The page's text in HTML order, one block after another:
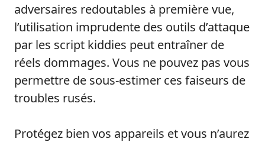
adversaires redoutables à première vue,
l’utilisation imprudente des outils d’attaque
par les script kiddies peut entraîner de
réels dommages. Vous ne pouvez pas vous
permettre de sous-estimer ces faiseurs de
troubles rusés.
Protégez bien vos appareils et vous n’aurez